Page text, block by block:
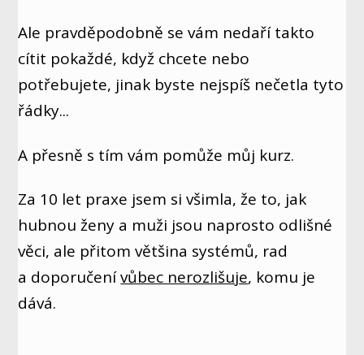
Ale pravděpodobně se vám nedaří takto
cítit pokaždé, když chcete nebo
potřebujete, jinak byste nejspíš nečetla tyto
řádky...
A přesně s tím vám pomůže můj kurz.
Za 10 let praxe jsem si všimla, že to, jak
hubnou ženy a muži jsou naprosto odlišné
věci, ale přitom většina systémů, rad
a doporučenívůbec nerozlišuje, komu je
dává.